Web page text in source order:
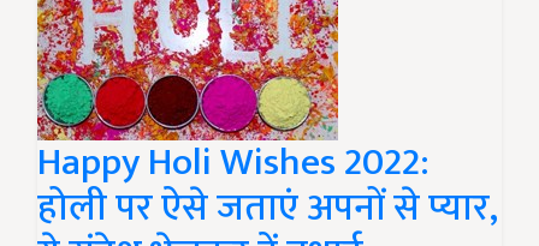
Happy Holi Wishes 2022:
होली पर ऐसे जताएं अपनों से प्यार,